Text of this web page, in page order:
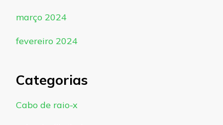
março 2024
fevereiro 2024
Categorias
Cabo de raio-x